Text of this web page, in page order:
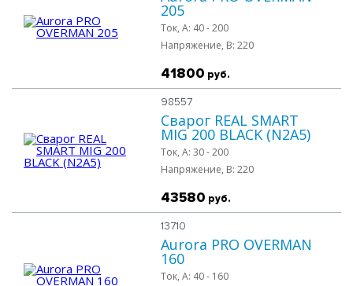
205
Ток, A: 40 - 200
Напряжение, B:220
41800 руб.
Сварог REAL SMART
MIG 200 BLACK (N2A5)
98557
Ток, A:30 - 200
Напряжение, B:220
43580 руб.
Aurora PRO OVERMAN
160
13710
Ток, A: 40 - 160